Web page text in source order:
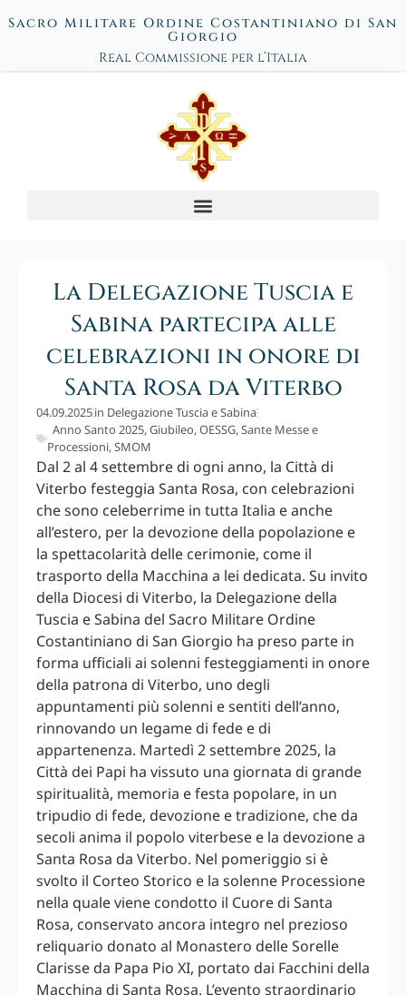
Sacro Militare Ordine Costantiniano di San
Giorgio
Real Commissione per l’Italia
La Delegazione Tuscia e
Sabina partecipa alle
celebrazioni in onore di
Santa Rosa da Viterbo
04.09.2025in Delegazione Tuscia e Sabina
Anno Santo 2025,Giubileo,OESSG,Sante Messe e
Processioni,SMOM
Dal 2 al 4 settembre di ogni anno, la Città di
Viterbo festeggia Santa Rosa, con celebrazioni
che sono celeberrime in tutta Italia e anche
all’estero, per la devozione della popolazione e
la spettacolarità delle cerimonie, come il
trasporto della Macchina a lei dedicata. Su invito
della Diocesi di Viterbo, la Delegazione della
Tuscia e Sabina del Sacro Militare Ordine
Costantiniano di San Giorgio ha preso parte in
forma ufficiali ai solenni festeggiamenti in onore
della patrona di Viterbo, uno degli
appuntamenti più solenni e sentiti dell’anno,
rinnovando un legame di fede e di
appartenenza. Martedì 2 settembre 2025, la
Città dei Papi ha vissuto una giornata di grande
spiritualità, memoria e festa popolare, in un
tripudio di fede, devozione e tradizione, che da
secoli anima il popolo viterbese e la devozione a
Santa Rosa da Viterbo. Nel pomeriggio si è
svolto il Corteo Storico e la solenne Processione
nella quale viene condotto il Cuore di Santa
Rosa, conservato ancora integro nel prezioso
reliquario donato al Monastero delle Sorelle
Clarisse da Papa Pio XI, portato dai Facchini della
Macchina di Santa Rosa. L’evento straordinario